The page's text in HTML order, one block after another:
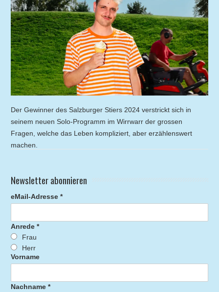
Der Gewinner des Salzburger Stiers 2024 verstrickt sich in
seinem neuen Solo-Programm im Wirrwarr der grossen
Fragen, welche das Leben kompliziert, aber erzählenswert
machen.
Newsletter abonnieren
eMail-Adresse *
Anrede *
Frau
Herr
Vorname
Nachname *